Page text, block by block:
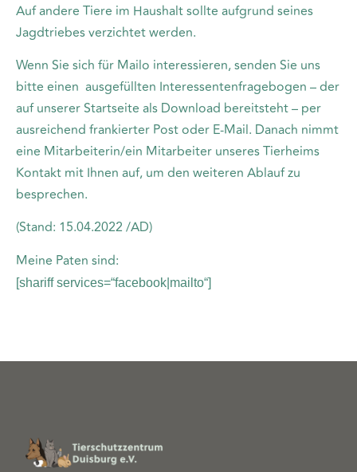
Auf andere Tiere im Haushalt sollte aufgrund seines
Jagdtriebes verzichtet werden.
Wenn Sie sich für Mailo interessieren, senden Sie uns
bitte einen ausgefüllten Interessentenfragebogen – der
auf unserer Startseite als Download bereitsteht – per
ausreichend frankierter Post oder E-Mail. Danach nimmt
eine Mitarbeiterin/ein Mitarbeiter unseres Tierheims
Kontakt mit Ihnen auf, um den weiteren Ablauf zu
besprechen.
(Stand: 15.04.2022 /AD)
Meine Paten sind:
[shariff services=“facebook|mailto“]